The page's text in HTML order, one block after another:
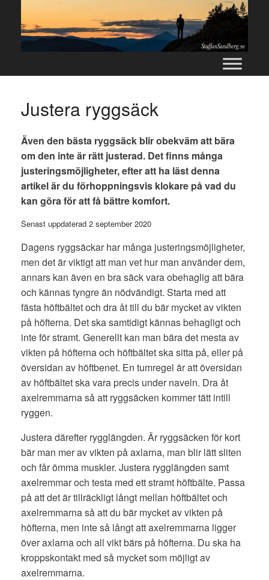
content
Justera ryggsäck
Även den bästa ryggsäck blir obekväm att bära
om den inte är rätt justerad. Det finns många
justeringsmöjligheter, efter att ha läst denna
artikel är du förhoppningsvis klokare på vad du
kan göra för att få bättre komfort.
Senast uppdaterad 2 september 2020
Dagens ryggsäckar har många justeringsmöjligheter,
men det är viktigt att man vet hur man använder dem,
annars kan även en bra säck vara obehaglig att bära
och kännas tyngre än nödvändigt. Starta med att
fästa höftbältet och dra åt till du bär mycket av vikten
på höfterna. Det ska samtidigt kännas behagligt och
inte för stramt. Generellt kan man bära det mesta av
vikten på höfterna och höftbältet ska sitta på, eller på
översidan av höftbenet. En tumregel är att översidan
av höftbältet ska vara precis under naveln. Dra åt
axelremmarna så att ryggsäcken kommer tätt intill
ryggen.
Justera därefter rygglängden. Är ryggsäcken för kort
bär man mer av vikten på axlarna, man blir lätt sliten
och får ömma muskler. Justera rygglängden samt
axelremmar och testa med ett stramt höftbälte. Passa
på att det är tillräckligt långt mellan höftbältet och
axelremmarna så att du bär mycket av vikten på
höfterna, men inte så långt att axelremmarna ligger
över axlarna och all vikt bärs på höfterna. Du ska ha
kroppskontakt med så mycket som möjligt av
axelremmarna.